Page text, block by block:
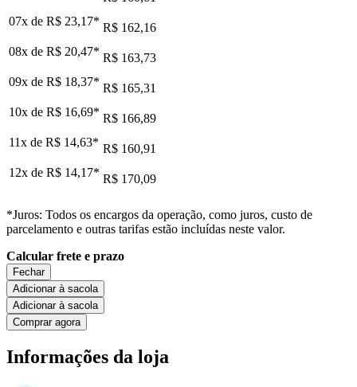
07x de R$ 23,17* R$ 162,16
08x de R$ 20,47* R$ 163,73
09x de R$ 18,37* R$ 165,31
10x de R$ 16,69* R$ 166,89
11x de R$ 14,63* R$ 160,91
12x de R$ 14,17* R$ 170,09
*Juros: Todos os encargos da operação, como juros, custo de
parcelamento e outras tarifas estão incluídas neste valor.
Calcular frete e prazo
Fechar
Adicionar à sacola
Adicionar à sacola
Comprar agora
Informações da loja